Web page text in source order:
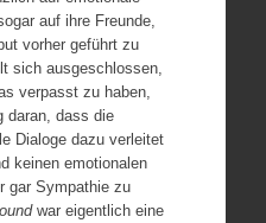
auf ihre Freunde,
vorher geführt zu
sich ausgeschlossen,
verpasst zu haben,
daran, dass die
Dialoge dazu verleitet
keinen emotionalen
gar Sympathie zu
war eigentlich eine